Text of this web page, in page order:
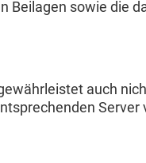
Beilagen sowie die
auch
Server